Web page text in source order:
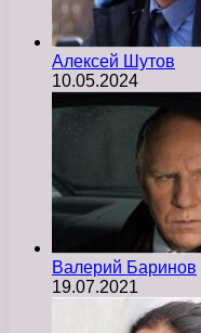
Алексей Шутов
10.05.2024
Валерий Баринов
19.07.2021